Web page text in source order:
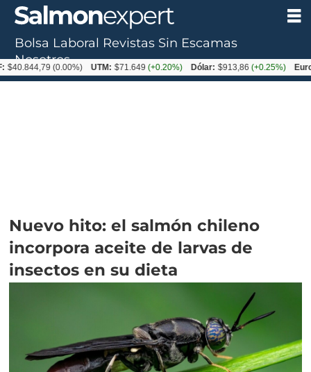
Nuevo hito: el salmón chileno
incorpora aceite de larvas de
insectos en su dieta
Bolsa Laboral Revistas Sin Escamas
Nosotros
(0.00%) UTM: $71.649(+0.20%) Dólar: $913,86(+0.25%) Euro: